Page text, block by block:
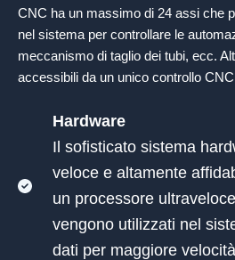
CNC ha un massimo di 24 assi che
nel sistema per controllare le
meccanismo di taglio dei tubi, ecc.
accessibili da un unico controllo CNC
Hardware
Il sofisticato sistema
veloce e altamente
un processore
vengono utilizzati nel
dati per maggiore